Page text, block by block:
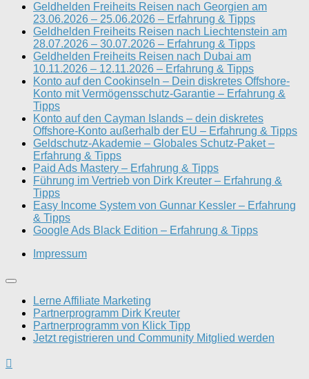
Geldhelden Freiheits Reisen nach Georgien am
23.06.2026 – 25.06.2026 – Erfahrung & Tipps
Geldhelden Freiheits Reisen nach Liechtenstein am
28.07.2026 – 30.07.2026 – Erfahrung & Tipps
Geldhelden Freiheits Reisen nach Dubai am
10.11.2026 – 12.11.2026 – Erfahrung & Tipps
Konto auf den Cookinseln – Dein diskretes Offshore-
Konto mit Vermögensschutz-Garantie – Erfahrung &
Tipps
Konto auf den Cayman Islands – dein diskretes
Offshore-Konto außerhalb der EU – Erfahrung & Tipps
Geldschutz-Akademie – Globales Schutz-Paket –
Erfahrung & Tipps
Paid Ads Mastery – Erfahrung & Tipps
Führung im Vertrieb von Dirk Kreuter – Erfahrung &
Tipps
Easy Income System von Gunnar Kessler – Erfahrung
& Tipps
Google Ads Black Edition – Erfahrung & Tipps
Impressum
Lerne Affiliate Marketing
Partnerprogramm Dirk Kreuter
Partnerprogramm von Klick Tipp
Jetzt registrieren und Community Mitglied werden